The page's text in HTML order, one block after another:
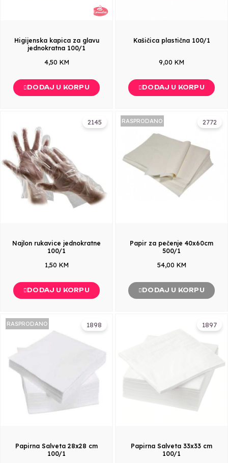
Higijenska kapica za glavu
jednokratna 100/1
4,50 KM
DODAJ U KORPU
Kašičica plastična 100/1
9,00 KM
DODAJ U KORPU
2145
Najlon rukavice jednokratne
100/1
1,50 KM
DODAJ U KORPU
2772
RASPRODANO
Papir za pečenje 40x60cm
500/1
54,00 KM
DODAJ U KORPU
1898
RASPRODANO
Papirna Salveta 28x28 cm
100/1
1897
Papirna Salveta 33x33 cm
100/1